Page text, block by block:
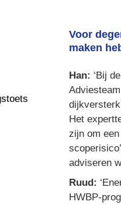
Voor
maken
Han: ‘Bij
Het
zijn om
adviseren
Ruud:
HWBP-